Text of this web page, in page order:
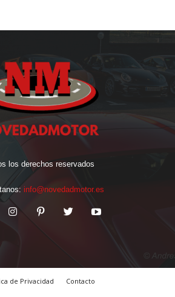
los derechos reservados
info@novedadmotor.es
de Privacidad
Contacto